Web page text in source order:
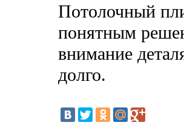
Потолочный
понятным
внимание
долго.